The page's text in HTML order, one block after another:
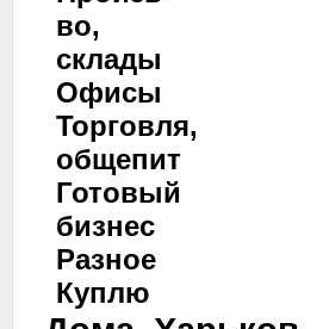
во,
склады
Офисы
Торговля,
общепит
Готовый
бизнес
Разное
Куплю